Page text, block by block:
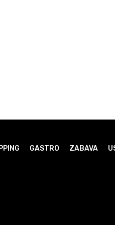
GASTRO ZABAVA